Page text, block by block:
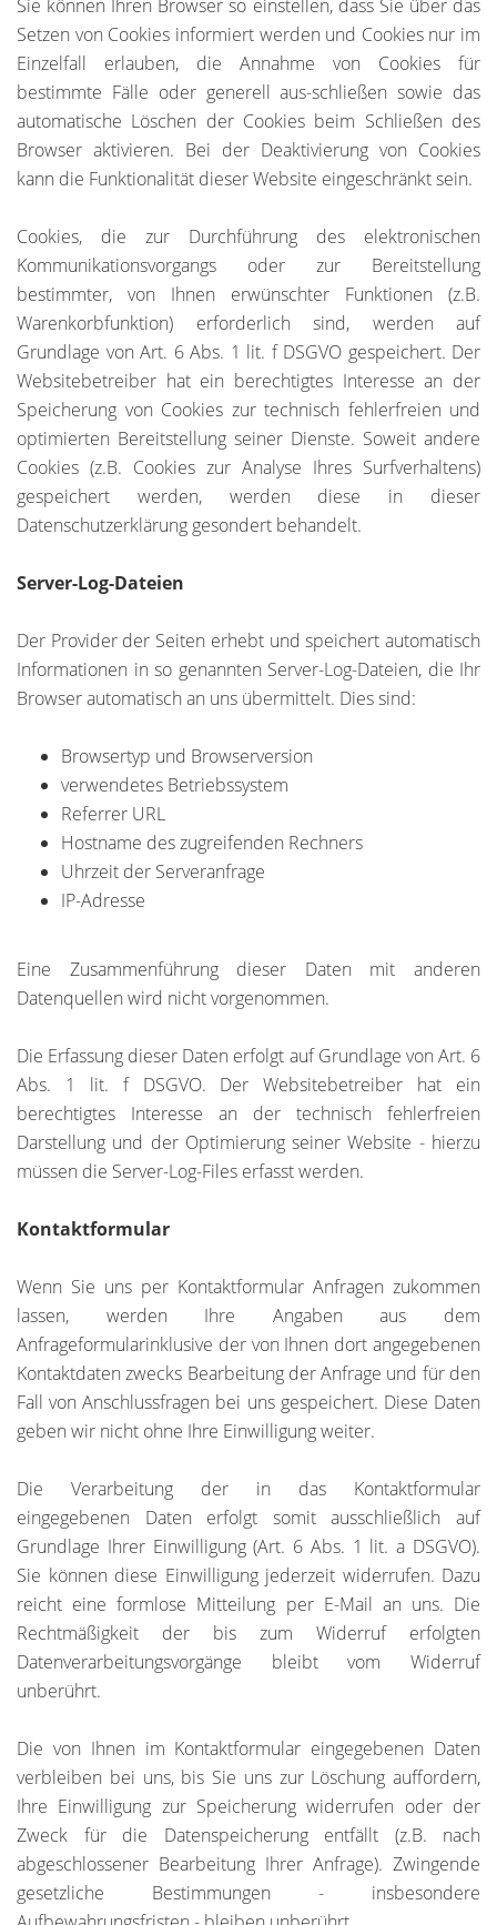
Sie können Ihren Browser so einstellen, dass Sie über das
Setzen von Cookies informiert werden und Cookies nur im
Einzelfall erlauben, die Annahme von Cookies für
bestimmte Fälle oder generell aus-schließen sowie das
automatische Löschen der Cookies beim Schließen des
Browser aktivieren. Bei der Deaktivierung von Cookies
kann die Funktionalität dieser Website eingeschränkt sein.
Cookies, die zur Durchführung des elektronischen
Kommunikationsvorgangs oder zur Bereitstellung
bestimmter, von Ihnen erwünschter Funktionen (z.B.
Warenkorbfunktion) erforderlich sind, werden auf
Grundlage von Art. 6 Abs. 1 lit. f DSGVO gespeichert. Der
Websitebetreiber hat ein berechtigtes Interesse an der
Speicherung von Cookies zur technisch fehlerfreien und
optimierten Bereitstellung seiner Dienste. Soweit andere
Cookies (z.B. Cookies zur Analyse Ihres Surfverhaltens)
gespeichert werden, werden diese in dieser
Datenschutzerklärung gesondert behandelt.
Server-Log-Dateien
Der Provider der Seiten erhebt und speichert automatisch
Informationen in so genannten Server-Log-Dateien, die Ihr
Browser automatisch an uns übermittelt. Dies sind:
Browsertyp und Browserversion
verwendetes Betriebssystem
Referrer URL
Hostname des zugreifenden Rechners
Uhrzeit der Serveranfrage
IP-Adresse
Eine Zusammenführung dieser Daten mit anderen
Datenquellen wird nicht vorgenommen.
Die Erfassung dieser Daten erfolgt auf Grundlage von Art. 6
Abs. 1 lit. f DSGVO. Der Websitebetreiber hat ein
berechtigtes Interesse an der technisch fehlerfreien
Darstellung und der Optimierung seiner Website - hierzu
müssen die Server-Log-Files erfasst werden.
Kontaktformular
Wenn Sie uns per Kontaktformular Anfragen zukommen
lassen, werden Ihre Angaben aus dem
Anfrageformularinklusive der von Ihnen dort angegebenen
Kontaktdaten zwecks Bearbeitung der Anfrage und für den
Fall von Anschlussfragen bei uns gespeichert. Diese Daten
geben wir nicht ohne Ihre Einwilligung weiter.
Die Verarbeitung der in das Kontaktformular
eingegebenen Daten erfolgt somit ausschließlich auf
Grundlage Ihrer Einwilligung (Art. 6 Abs. 1 lit. a DSGVO).
Sie können diese Einwilligung jederzeit widerrufen. Dazu
reicht eine formlose Mitteilung per E-Mail an uns. Die
Rechtmäßigkeit der bis zum Widerruf erfolgten
Datenverarbeitungsvorgänge bleibt vom Widerruf
unberührt.
Die von Ihnen im Kontaktformular eingegebenen Daten
verbleiben bei uns, bis Sie uns zur Löschung auffordern,
Ihre Einwilligung zur Speicherung widerrufen oder der
Zweck für die Datenspeicherung entfällt (z.B. nach
abgeschlossener Bearbeitung Ihrer Anfrage). Zwingende
gesetzliche Bestimmungen - insbesondere